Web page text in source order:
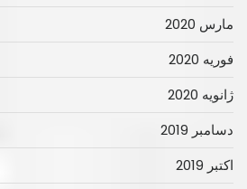
مارس 2020
فوریه 2020
ژانویه 2020
دسامبر 2019
اکتبر 2019